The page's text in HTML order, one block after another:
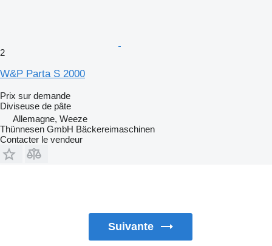
2
W&P Parta S 2000
Prix sur demande
Diviseuse de pâte
Allemagne, Weeze
Thünnesen GmbH Bäckereimaschinen
Contacter le vendeur
Suivante